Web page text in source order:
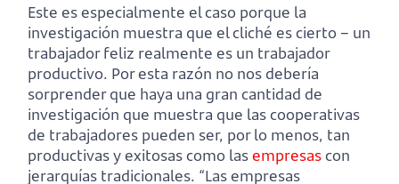
Este es especialmente el caso porque la
investigación muestra que el cliché es cierto – un
trabajador feliz realmente es un trabajador
productivo. Por esta razón no nos debería
sorprender que haya una gran cantidad de
investigación que muestra que las cooperativas
de trabajadores pueden ser, por lo menos, tan
productivas y exitosas como lasempresascon
jerarquías tradicionales. “Las empresas